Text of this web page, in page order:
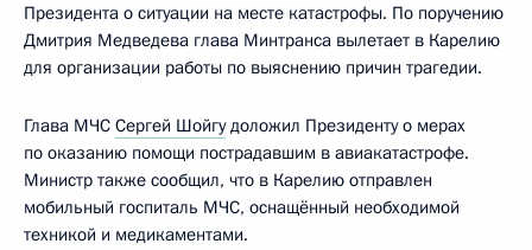
Президента о ситуации на месте катастрофы. По поручению
Дмитрия Медведева глава Минтранса вылетает в Карелию
для организации работы по выяснению причин трагедии.
Глава МЧС Сергей Шойгудоложил Президенту о мерах
по оказанию помощи пострадавшим в авиакатастрофе.
Министр также сообщил, что в Карелию отправлен
мобильный госпиталь МЧС, оснащённый необходимой
техникой и медикаментами.